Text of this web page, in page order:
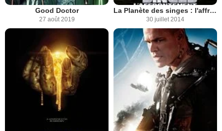
Good Doctor
27 août 2019
La Planète des singes : l'affrontement
30 juillet 2014